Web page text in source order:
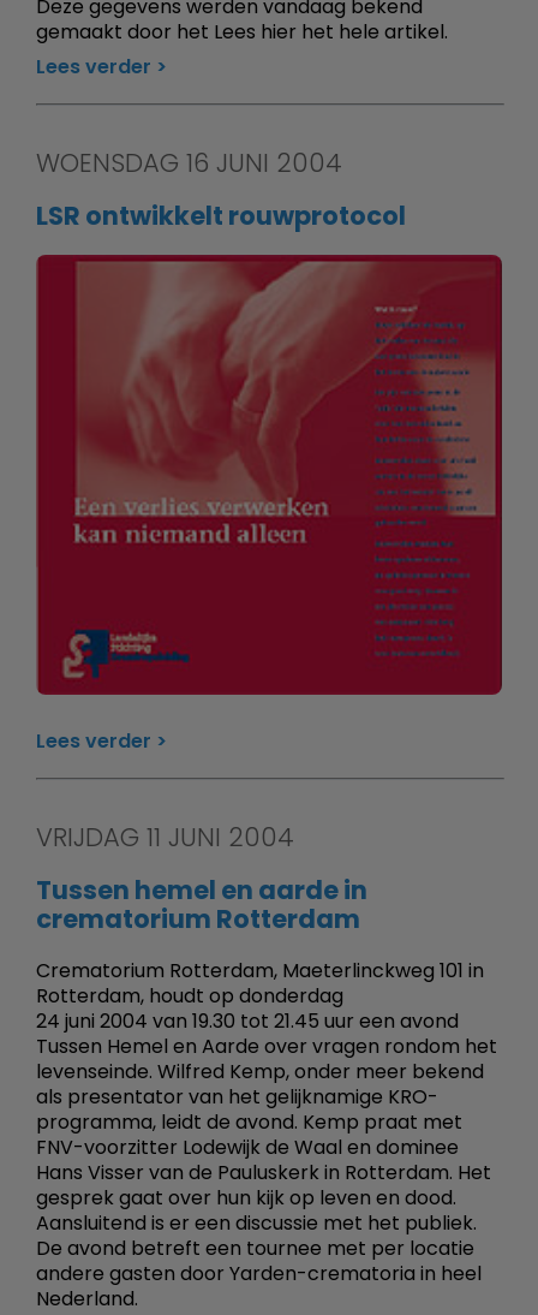
Deze gegevens werden vandaag bekend
gemaakt door het Lees hier het hele artikel.
Lees verder
WOENSDAG 16 JUNI 2004
LSR ontwikkelt rouwprotocol
Lees verder
VRIJDAG 11 JUNI 2004
Tussen hemel en aarde in
crematorium Rotterdam
Crematorium Rotterdam, Maeterlinckweg 101 in
Rotterdam, houdt op donderdag
24 juni 2004 van 19.30 tot 21.45 uur een avond
Tussen Hemel en Aarde over vragen rondom het
levenseinde. Wilfred Kemp, onder meer bekend
als presentator van het gelijknamige KRO-
programma, leidt de avond. Kemp praat met
FNV-voorzitter Lodewijk de Waal en dominee
Hans Visser van de Pauluskerk in Rotterdam. Het
gesprek gaat over hun kijk op leven en dood.
Aansluitend is er een discussie met het publiek.
De avond betreft een tournee met per locatie
andere gasten door Yarden-crematoria in heel
Nederland.